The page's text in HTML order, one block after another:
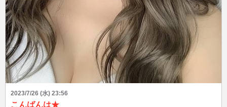
2023/7/26 (水) 23:56
こんばんは★